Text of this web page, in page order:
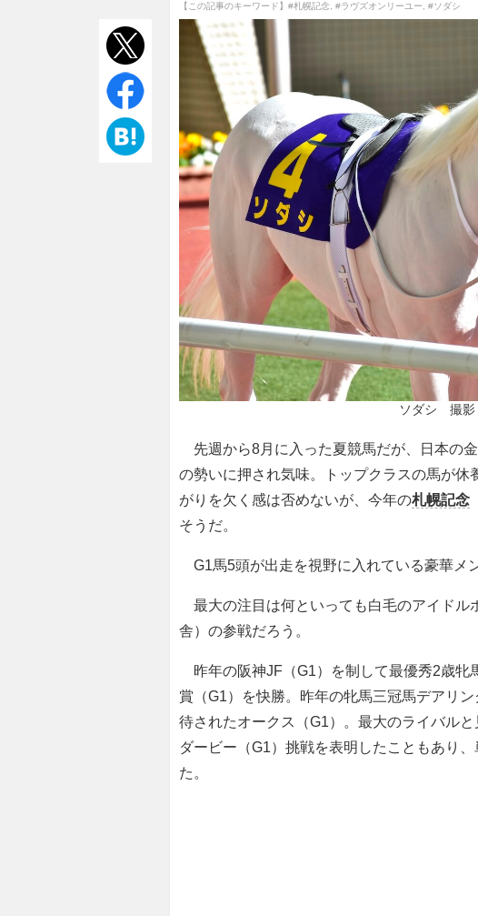
【この記事のキーワード】 #札幌記念 #ラヴズオンリーユー #ソダシ
ソダシ　撮影
先週から8月に入った夏競馬だが、日本の
の勢いに押され気味。トップクラスの馬が休
がりを欠く感は否めないが、今年の札幌記念
そうだ。
G1馬5頭が出走を視野に入れている豪華メ
最大の注目は何といっても白毛のアイドル
舎）の参戦だろう。
昨年の阪神JF（G1）を制して最優秀2歳牝
賞（G1）を快勝。昨年の牝馬三冠馬デアリ
待されたオークス（G1）。最大のライバル
ダービー（G1）挑戦を表明したこともあり
た。